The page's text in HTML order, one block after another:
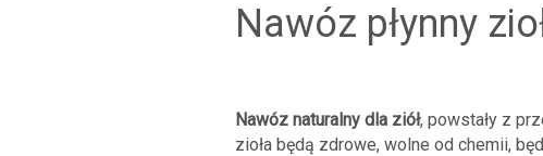
nawóz płynny
Nawóz naturalny dla ziół, powstały z
zioła będą zdrowe, wolne od chemii,